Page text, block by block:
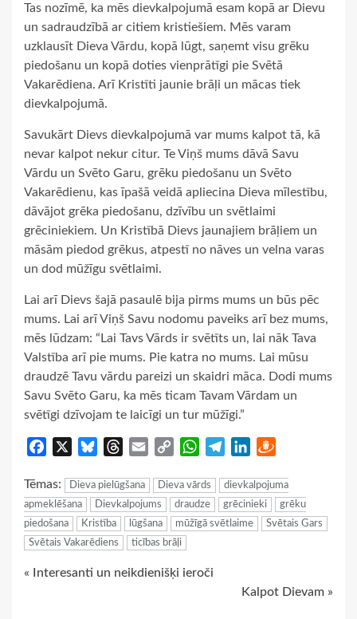
Tas nozīmē, ka mēs dievkalpojumā esam kopā ar Dievu
un sadraudzībā ar citiem kristiešiem. Mēs varam
uzklausīt Dieva Vārdu, kopā lūgt, saņemt visu grēku
piedošanu un kopā doties vienprātīgi pie Svētā
Vakarēdiena. Arī Kristīti jaunie brāļi un mācas tiek
dievkalpojumā.
Savukārt Dievs dievkalpojumā var mums kalpot tā, kā
nevar kalpot nekur citur. Te Viņš mums dāvā Savu
Vārdu un Svēto Garu, grēku piedošanu un Svēto
Vakarēdienu, kas īpašā veidā apliecina Dieva mīlestību,
dāvājot grēka piedošanu, dzīvību un svētlaimi
grēciniekiem. Un Kristībā Dievs jaunajiem brāļiem un
māsām piedod grēkus, atpestī no nāves un velna varas
un dod mūžīgu svētlaimi.
Lai arī Dievs šajā pasaulē bija pirms mums un būs pēc
mums. Lai arī Viņš Savu nodomu paveiks arī bez mums,
mēs lūdzam: “Lai Tavs Vārds ir svētīts un, lai nāk Tava
Valstība arī pie mums. Pie katra no mums. Lai mūsu
draudzē Tavu vārdu pareizi un skaidri māca. Dodi mums
Savu Svēto Garu, ka mēs ticam Tavam Vārdam un
svētīgi dzīvojam te laicīgi un tur mūžīgi.”
Facebook BlueskyThreads
Email
Copy
WhatsApp
TelegramLinkedIn
Tēmas: Dieva pielūgšana Dieva vārds
dievkalpojuma
apmeklēšana
Dievkalpojums draudze grēcinieki
grēku
piedošana
Kristība lūgšana mūžīgā svētlaime
Svētais Gars
Svētais Vakarēdiens
ticības brāļi
Continue
« Interesanti un neikdienišķi ieroči
Kalpot Dievam »